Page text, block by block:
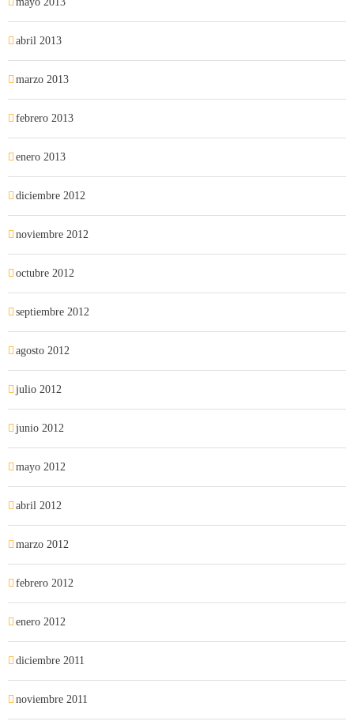
abril 2013
marzo 2013
febrero 2013
enero 2013
diciembre 2012
noviembre 2012
octubre 2012
septiembre 2012
agosto 2012
julio 2012
junio 2012
mayo 2012
abril 2012
marzo 2012
febrero 2012
enero 2012
diciembre 2011
noviembre 2011